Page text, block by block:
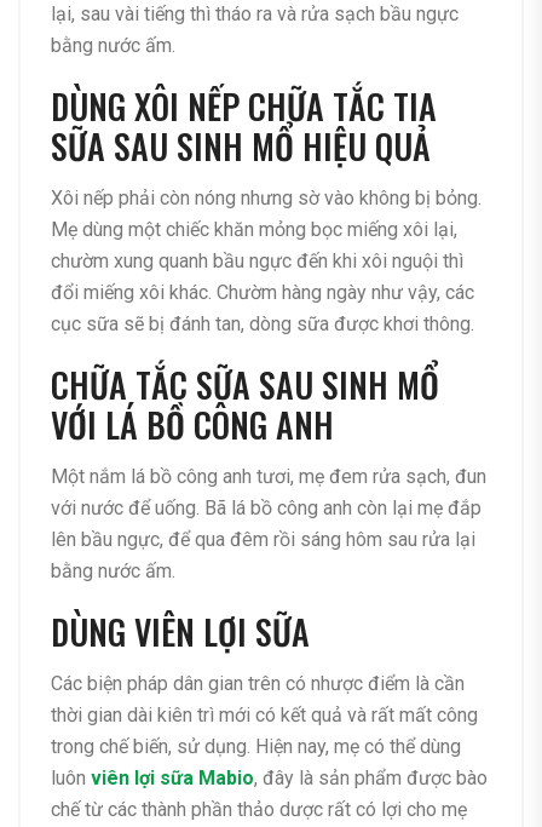
lại, sau vài tiếng thì tháo ra và rửa sạch bầu ngực
bằng nước ấm.
DÙNG XÔI NẾP CHỮA TẮC TIA
SỮA SAU SINH MỔ HIỆU QUẢ
Xôi nếp phải còn nóng nhưng sờ vào không bị bỏng.
Mẹ dùng một chiếc khăn mỏng bọc miếng xôi lại,
chườm xung quanh bầu ngực đến khi xôi nguội thì
đổi miếng xôi khác. Chườm hàng ngày như vậy, các
cục sữa sẽ bị đánh tan, dòng sữa được khơi thông.
CHỮA TẮC SỮA SAU SINH MỔ
VỚI LÁ BỒ CÔNG ANH
Một nắm lá bồ công anh tươi, mẹ đem rửa sạch, đun
với nước để uống. Bã lá bồ công anh còn lại mẹ đắp
lên bầu ngực, để qua đêm rồi sáng hôm sau rửa lại
bằng nước ấm.
DÙNG VIÊN LỢI SỮA
Các biện pháp dân gian trên có nhược điểm là cần
thời gian dài kiên trì mới có kết quả và rất mất công
trong chế biến, sử dụng. Hiện nay, mẹ có thể dùng
luôn viên lợi sữa Mabio, đây là sản phẩm được bào
chế từ các thành phần thảo dược rất có lợi cho mẹ